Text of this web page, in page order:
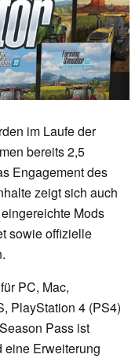
im Laufe der
bereits 2,5
Engagement des
zeigt sich auch
Mods
sowie offizielle
PC, Mac,
PlayStation 4 (PS4)
Pass ist
eine Erweiterung